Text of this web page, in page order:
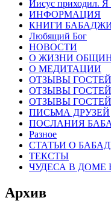
Иисус приходил. Я
ИНФОРМАЦИЯ
КНИГИ
Любящий Бог
НОВОСТИ
О ЖИЗНИ
О МЕДИТАЦИИ
ОТЗЫВЫ ГОСТЕЙ
ОТЗЫВЫ ГОСТЕЙ
ОТЗЫВЫ ГОСТЕЙ
ПИСЬМА ДРУЗЕЙ
ПОСЛАНИЯ
Разное
СТАТЬИ О
ТЕКСТЫ
ЧУДЕСА В ДОМЕ
Архив